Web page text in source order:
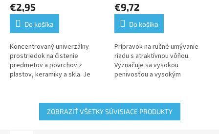
€2,95
Do košíka
Koncentrovaný univerzálny
prostriedok na čistenie
predmetov a povrchov z
plastov, keramiky a skla. Je
€9,72
Do košíka
Prípravok na ručné umývanie
riadu s atraktívnou vôňou.
Vyznačuje sa vysokou
penivosťou a vysokým
pokožky.
ZOBRAZIŤ VŠETKY SÚVISIACE PRODUKTY